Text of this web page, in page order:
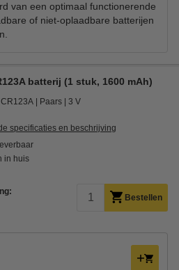
van een optimaal functionerende
of niet-oplaadbare batterijen
batterij (1 stuk, 1600 mAh)
CR123A Paars 3 V
specificaties en beschrijving
in huis
Bestellen